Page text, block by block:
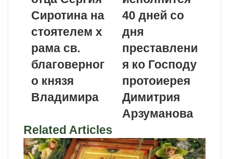
Сиротина на
стоятелем х
рама св.
благоверног
о князя
Владимира
40 дней со
дня
преставлени
я ко Господу
протоиерея
Димитрия
Арзуманова
Related Articles